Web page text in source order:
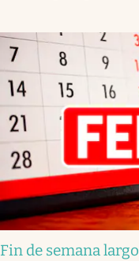
Fin de semana largo